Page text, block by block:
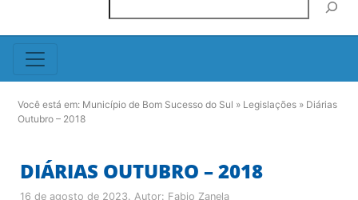
Você está em: Município de Bom Sucesso do Sul » Legislações » Diárias
Outubro – 2018
DIÁRIAS OUTUBRO – 2018
16 de agosto de 2023. Autor: Fabio Zanela